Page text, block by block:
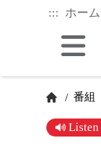
::: ホーム
/ 番組